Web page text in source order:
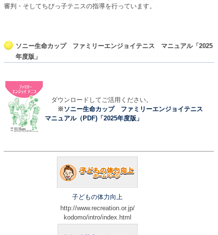
審判・そしてちびっ子テニスの指導を行っています。
ソニー生命カップ ファミリーエンジョイテニス マニュアル「2025
年度版」
ダウンロードしてご活用ください。
※ソニー生命カップ ファミリーエンジョイテニス
マニュアル（PDF)「2025年度版」
子どもの体力向上
http://www.recreation.or.jp/
kodomo/intro/index.html